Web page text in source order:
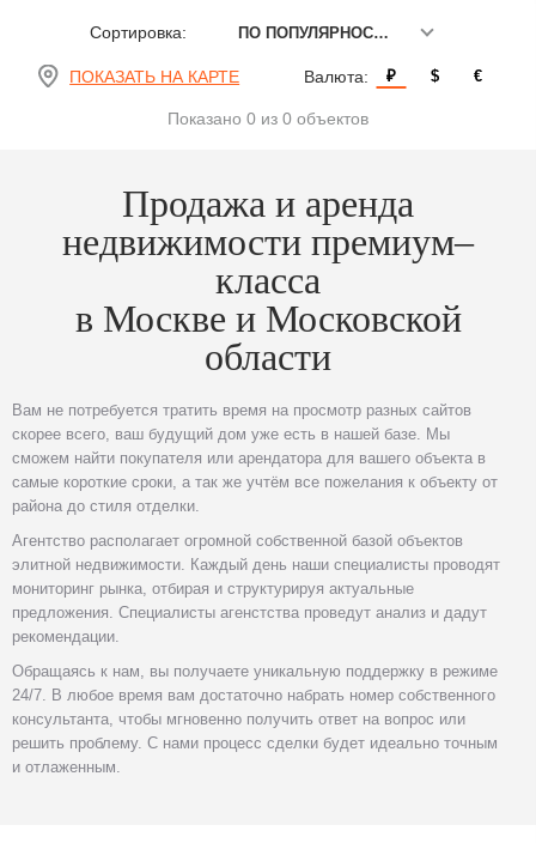
Сортировка: ПО ПОПУЛЯРНОСТИ
ПОКАЗАТЬ НА КАРТЕ Валюта: ₽ $ €
Показано 0 из 0 объектов
Продажа и аренда
недвижимости премиум–
класса
в Москве и Московской
области
Вам не потребуется тратить время на просмотр разных сайтов
скорее всего, ваш будущий дом уже есть в нашей базе. Мы
сможем найти покупателя или арендатора для вашего объекта в
самые короткие сроки, а так же учтём все пожелания к объекту от
района до стиля отделки.
Агентство располагает огромной собственной базой объектов
элитной недвижимости. Каждый день наши специалисты проводят
мониторинг рынка, отбирая и структурируя актуальные
предложения. Специалисты агенстства проведут анализ и дадут
рекомендации.
Обращаясь к нам, вы получаете уникальную поддержку в режиме
24/7. В любое время вам достаточно набрать номер собственного
консультанта, чтобы мгновенно получить ответ на вопрос или
решить проблему. С нами процесс сделки будет идеально точным
и отлаженным.